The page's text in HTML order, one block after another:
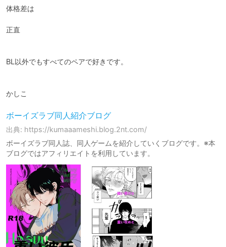
体格差は
正直
BL以外でもすべてのペアで好きです。
かしこ
ボーイズラブ同人紹介ブログ
出典: https://kumaaameshi.blog.2nt.com/
ボーイズラブ同人誌、同人ゲームを紹介していくブログです。※本
ブログではアフィリエイトを利用しています。